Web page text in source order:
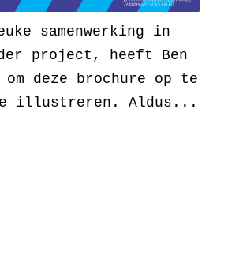
samenwerking in
project, heeft Ben
om deze brochure op te
illustreren. Aldus...